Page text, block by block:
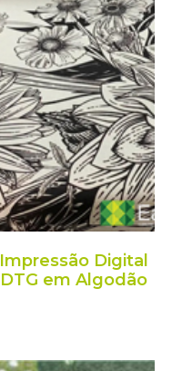
Impressão Digital
DTG em Algodão